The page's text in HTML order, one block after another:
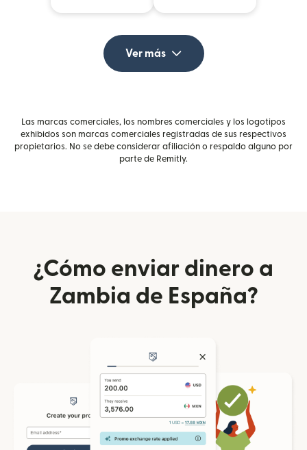
Ver más
Las marcas comerciales, los nombres comerciales y los logotipos
exhibidos son marcas comerciales registradas de sus respectivos
propietarios. No se debe considerar afiliación o respaldo alguno por
parte de Remitly.
¿Cómo enviar dinero a
Zambia de España?